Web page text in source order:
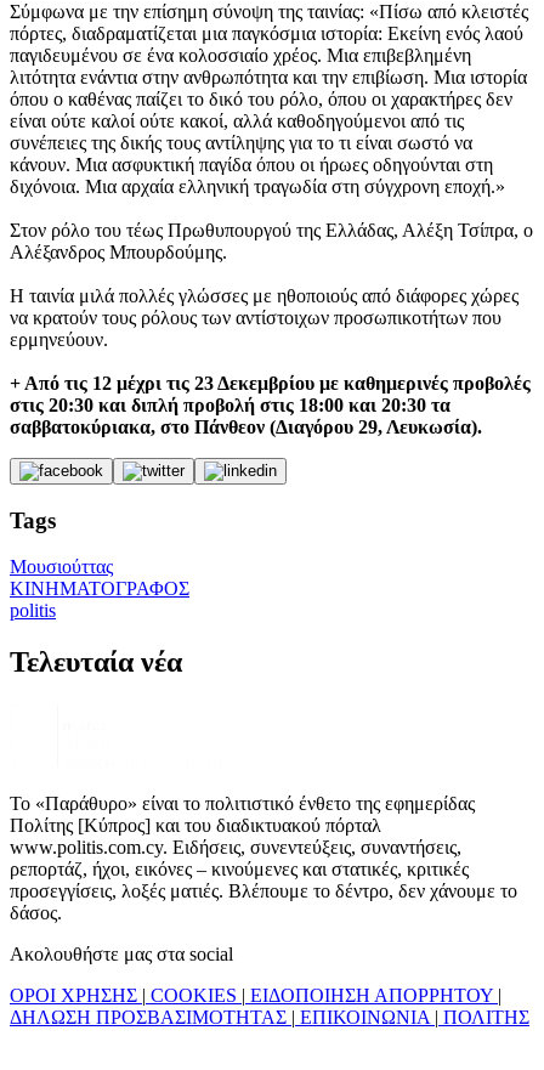
Σύμφωνα με την επίσημη σύνοψη της ταινίας: «Πίσω από κλειστές
πόρτες, διαδραματίζεται μια παγκόσμια ιστορία: Εκείνη ενός λαού
παγιδευμένου σε ένα κολοσσιαίο χρέος. Μια επιβεβλημένη
λιτότητα ενάντια στην ανθρωπότητα και την επιβίωση. Μια ιστορία
όπου ο καθένας παίζει το δικό του ρόλο, όπου οι χαρακτήρες δεν
είναι ούτε καλοί ούτε κακοί, αλλά καθοδηγούμενοι από τις
συνέπειες της δικής τους αντίληψης για το τι είναι σωστό να
κάνουν. Μια ασφυκτική παγίδα όπου οι ήρωες οδηγούνται στη
διχόνοια. Μια αρχαία ελληνική τραγωδία στη σύγχρονη εποχή.»
Στον ρόλο του τέως Πρωθυπουργού της Ελλάδας, Αλέξη Τσίπρα, ο
Αλέξανδρος Μπουρδούμης.
Η ταινία μιλά πολλές γλώσσες με ηθοποιούς από διάφορες χώρες
να κρατούν τους ρόλους των αντίστοιχων προσωπικοτήτων που
ερμηνεύουν.
+ Από τις 12 μέχρι τις 23 Δεκεμβρίου με καθημερινές προβολές
στις 20:30 και διπλή προβολή στις 18:00 και 20:30 τα
σαββατοκύριακα, στο Πάνθεον (Διαγόρου 29, Λευκωσία).
Tags
Μουσιούττας
ΚΙΝΗΜΑΤΟΓΡΑΦΟΣ
politis
Τελευταία νέα
Το «Παράθυρο» είναι το πολιτιστικό ένθετο της εφημερίδας
Πολίτης [Κύπρος] και του διαδικτυακού πόρταλ
www.politis.com.cy. Ειδήσεις, συνεντεύξεις, συναντήσεις,
ρεπορτάζ, ήχοι, εικόνες – κινούμενες και στατικές, κριτικές
προσεγγίσεις, λοξές ματιές. Βλέπουμε το δέντρο, δεν χάνουμε το
δάσος.
Ακολουθήστε μας στα social
ΟΡΟΙ ΧΡΗΣΗΣ | COOKIES | ΕΙΔΟΠΟΙΗΣΗ ΑΠΟΡΡΗΤΟΥ |
ΔΗΛΩΣΗ ΠΡΟΣΒΑΣΙΜΟΤΗΤΑΣ | ΕΠΙΚΟΙΝΩΝΙΑ | ΠΟΛΙΤΗΣ